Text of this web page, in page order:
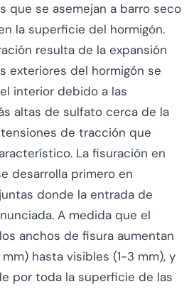
que se asemejan a barro seco
la superficie del hormigón.
resulta de la expansión
exteriores del hormigón se
interior debido a las
altas de sulfato cerca de la
de tracción que
La fisuración en
desarrolla primero en
donde la entrada de
A medida que el
anchos de fisura aumentan
hasta visibles (1-3 mm), y
por toda la superficie de las